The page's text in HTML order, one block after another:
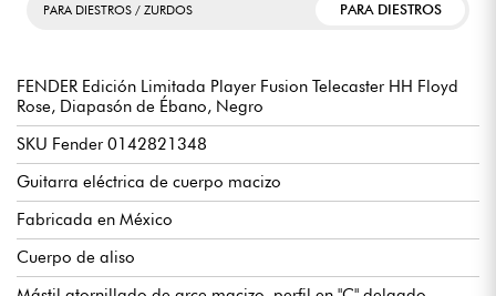
PARA DIESTROS / ZURDOS PARA DIESTROS
FENDER Edición Limitada Player Fusion Telecaster HH Floyd
Rose, Diapasón de Ébano, Negro
SKU Fender 0142821348
Guitarra eléctrica de cuerpo macizo
Fabricada en México
Cuerpo de aliso